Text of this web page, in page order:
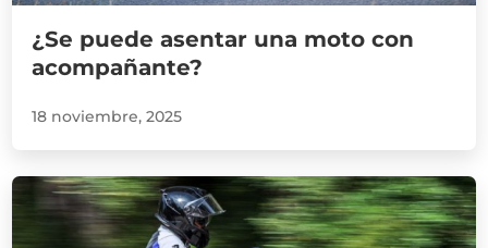
¿Se puede asentar una moto con
acompañante?
18 noviembre, 2025